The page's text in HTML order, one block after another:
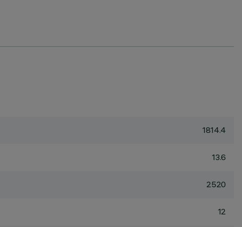
1814.4
13.6
2520
12